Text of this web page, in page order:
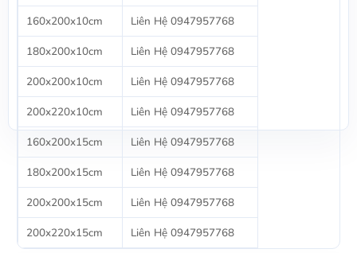
160x200x10cm
Liên Hệ 0947957768
180x200x10cm
Liên Hệ 0947957768
200x200x10cm
Liên Hệ 0947957768
200x220x10cm
Liên Hệ 0947957768
160x200x15cm
Liên Hệ 0947957768
180x200x15cm
Liên Hệ 0947957768
200x200x15cm
Liên Hệ 0947957768
200x220x15cm
Liên Hệ 0947957768